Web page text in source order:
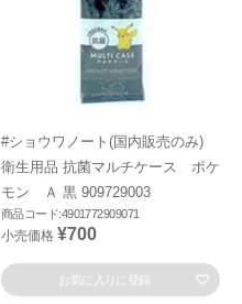
#ショウワノート(国内販売のみ)
衛生用品 抗菌マルチケース ポケ
モン Ａ 黒 909729003
商品コード:4901772909071
小売価格 ¥700
お気に入りに登録